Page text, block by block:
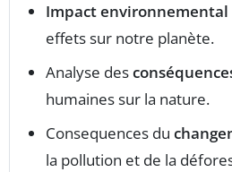
Impact environnemental
effets sur notre planète.
Analyse des
humaines sur la nature.
Consequences du
la pollution et de la